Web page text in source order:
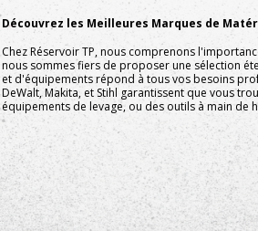
Découvrez les Meilleures Marques de
Chez Réservoir TP, nous comprenons
nous sommes fiers de proposer une sélection
et d'équipements répond à tous vos besoins
DeWalt, Makita, et Stihl garantissent que vous
équipements de levage, ou des outils à main